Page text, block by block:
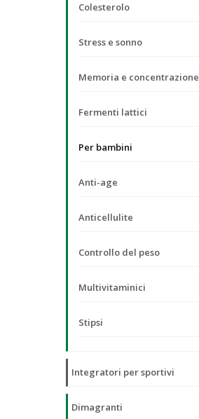
Colesterolo
Stress e sonno
Memoria e concentrazione
Fermenti lattici
Per bambini
Anti-age
Anticellulite
Controllo del peso
Multivitaminici
Stipsi
Integratori per sportivi
Dimagranti